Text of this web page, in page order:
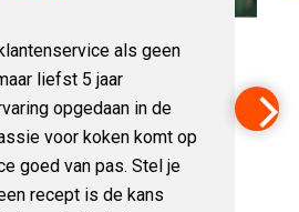
als geen
liefst 5 jaar
opgedaan in de
voor koken komt op
goed van pas. Stel je
recept is de kans